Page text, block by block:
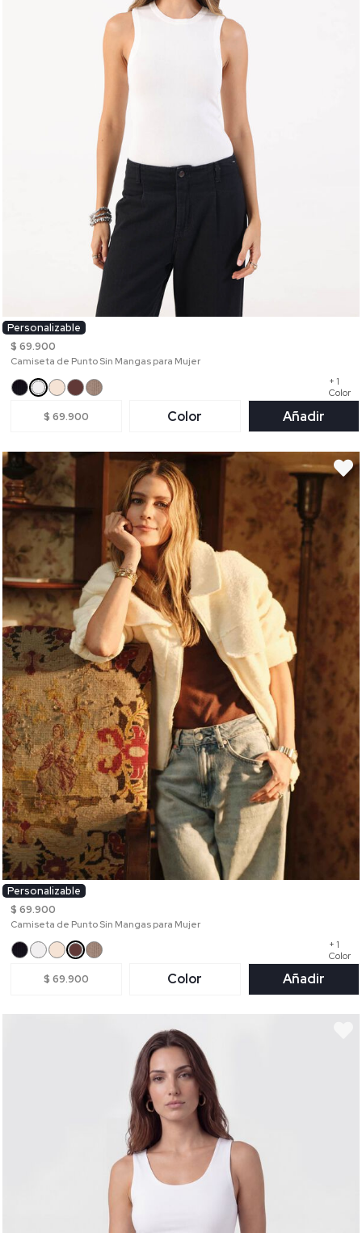
Personalizable
$ 69.900
Camiseta de Punto Sin Mangas para Mujer
+ 1
Color
$ 69.900 Color Añadir
Personalizable
$ 69.900
Camiseta de Punto Sin Mangas para Mujer
+ 1
Color
$ 69.900 Color Añadir